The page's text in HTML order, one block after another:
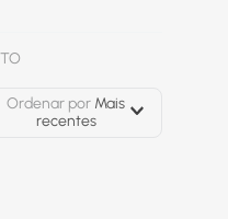
Ordenar por Mais
recentes